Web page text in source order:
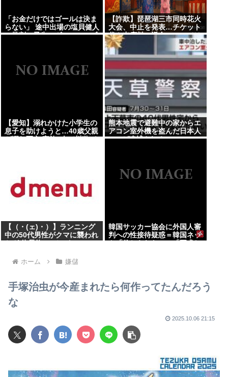
「お金だけではゴールは決ま
らない」 途中出場の塩貝健人
に批判の矛先…ヴォルフスブ
【詐欺】琵琶湖三市同時花火
大会、中止を発表…チケット
代や出店料の返金については
明言せず
【愛知】溺れかけた小学生の
息子を助けようと…40歳父親
が溺れ死亡 家族3人で川遊び
熊本地震で避難中の家からエ
アコン室外機を盗んだ日本人
(47)が逮捕されるwww
【（・(ェ)・）】ランニング
中の50代男性がクマに襲われ
ケガ 体長約1.3メートルのツ
る 岐阜・高山市
韓国サッカー協会に外国人審
判への性接待疑惑＝韓国ネッ
ト「信じられない」「要求し
ホーム
嫌儲
手塚治虫が今産まれたら何作ってたんだろう
な
2025.10.06 21:15